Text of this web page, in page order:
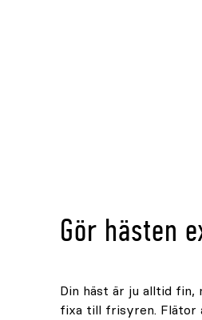
Gör hästen
Din häst är ju alltid fin,
fixa till frisyren. Flätor